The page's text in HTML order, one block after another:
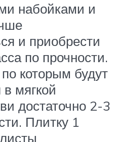
набойками и
и приобрести
по прочности.
которым будут
мягкой
достаточно 2-3
Плитку 1